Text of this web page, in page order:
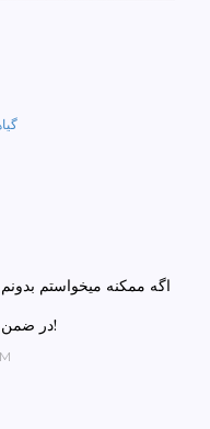
اگه ممکنه میخواستم بدونم
در ضمن، دسته بیل رو عاااالی اومدی!